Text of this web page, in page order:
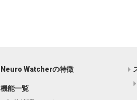
Neuro Watcherの特徴
機能一覧